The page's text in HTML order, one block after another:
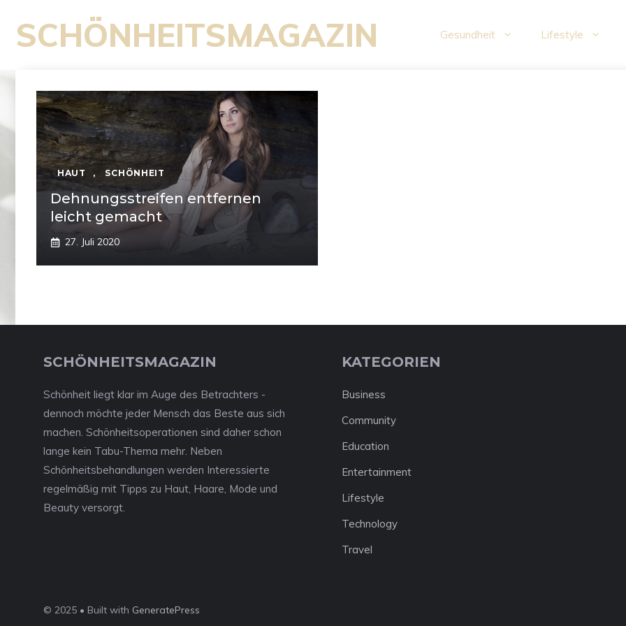
Inhalt
springen
SCHÖNHEITSMAGAZIN Gesundheit Lifestyle
HAUT , SCHÖNHEIT
Dehnungsstreifen entfernen
leicht gemacht
27. Juli 2020
SCHÖNHEITSMAGAZIN
Schönheit liegt klar im Auge des Betrachters -
dennoch möchte jeder Mensch das Beste aus sich
machen. Schönheitsoperationen sind daher schon
lange kein Tabu-Thema mehr. Neben
Schönheitsbehandlungen werden Interessierte
regelmäßig mit Tipps zu Haut, Haare, Mode und
Beauty versorgt.
KATEGORIEN
Business
Community
Education
Entertainment
Lifestyle
Technology
Travel
© 2025 • Built with GeneratePress